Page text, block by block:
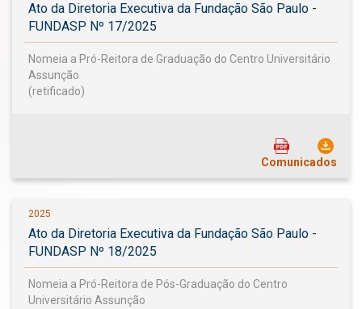
Ato da Diretoria Executiva da Fundação São Paulo -
FUNDASP Nº 17/2025
Nomeia a Pró-Reitora de Graduação do Centro Universitário
Assunção
(retificado)
Comunicados
2025
Ato da Diretoria Executiva da Fundação São Paulo -
FUNDASP Nº 18/2025
Nomeia a Pró-Reitora de Pós-Graduação do Centro
Universitário Assunção